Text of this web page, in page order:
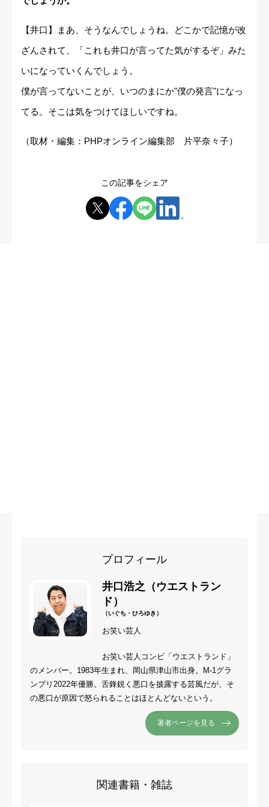
【井口】まあ、そうなんでしょうね。どこかで記憶が改
ざんされて、「これも井口が言ってた気がするぞ」みた
いになっていくんでしょう。
僕が言ってないことが、いつのまにか"僕の発言"になっ
てる。そこは気をつけてほしいですね。
（取材・編集：PHPオンライン編集部 片平奈々子）
この記事をシェア
プロフィール
井口浩之（ウエストラン
ド）
（いぐち・ひろゆき）
お笑い芸人
お笑い芸人コンビ「ウエストランド」
のメンバー。1983年生まれ、岡山県津山市出身。M-1グラ
ンプリ2022年優勝。舌鋒鋭く悪口を披露する芸風だが、そ
の悪口が原因で怒られることはほとんどないという。
著者ページを見る
関連書籍・雑誌